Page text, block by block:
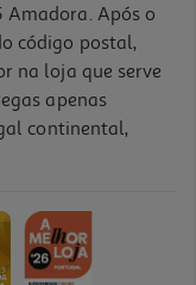
Após o
código postal,
na loja que serve
apenas
continental,